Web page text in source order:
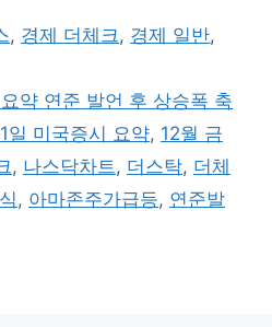
, 경제 더체크 , 경제 일반,
약 연준 발언 후 상승폭 축
일 미국증시 요약, 12월 금
, 나스닥차트 , 더스탁, 더체
, 아마존주가급등, 연준발